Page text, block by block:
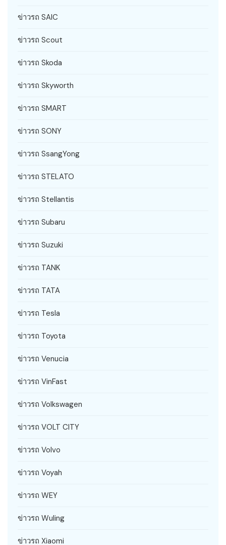
ข่าวรถ SAIC
ข่าวรถ Scout
ข่าวรถ Skoda
ข่าวรถ Skyworth
ข่าวรถ SMART
ข่าวรถ SONY
ข่าวรถ SsangYong
ข่าวรถ STELATO
ข่าวรถ Stellantis
ข่าวรถ Subaru
ข่าวรถ Suzuki
ข่าวรถ TANK
ข่าวรถ TATA
ข่าวรถ Tesla
ข่าวรถ Toyota
ข่าวรถ Venucia
ข่าวรถ VinFast
ข่าวรถ Volkswagen
ข่าวรถ VOLT CITY
ข่าวรถ Volvo
ข่าวรถ Voyah
ข่าวรถ WEY
ข่าวรถ Wuling
ข่าวรถ Xiaomi